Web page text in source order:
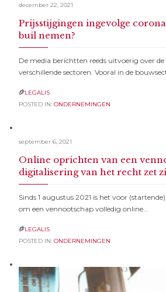
december 22, 2021
Prijsstijgingen ingevolge
buil nemen?
De media berichtten reeds uitvoerig over
verschillende sectoren. Vooral in de
LEGALIS
POSTED IN: ONDERNEMINGEN
september 6, 2021
Online oprichten van een
digitalisering van het recht zet
Sinds 1 augustus 2021 is het voor
om een vennootschap volledig online…
LEGALIS
POSTED IN: ONDERNEMINGEN